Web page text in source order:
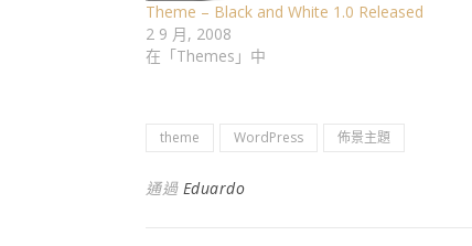
Theme – Black and White 1.0 Released
2 9 月, 2008
在「Themes」中
theme WordPress 佈景主題
通過 Eduardo